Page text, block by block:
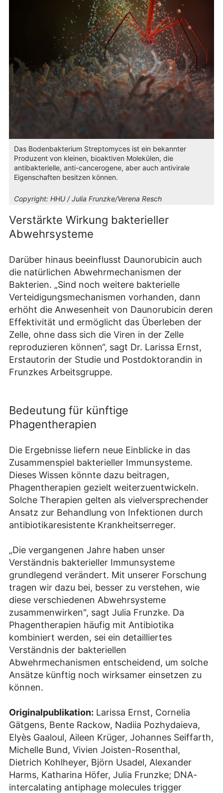
Das Bodenbakterium Streptomyces ist ein bekannter
Produzent von kleinen, bioaktiven Molekülen, die
antibakterielle, anti-cancerogene, aber auch antivirale
Eigenschaften besitzen können.
Copyright: HHU / Julia Frunzke/Verena Resch
Verstärkte Wirkung bakterieller
Abwehrsysteme
Darüber hinaus beeinflusst Daunorubicin auch
die natürlichen Abwehrmechanismen der
Bakterien. „Sind noch weitere bakterielle
Verteidigungsmechanismen vorhanden, dann
erhöht die Anwesenheit von Daunorubicin deren
Effektivität und ermöglicht das Überleben der
Zelle, ohne dass sich die Viren in der Zelle
reproduzieren können“, sagt Dr. Larissa Ernst,
Erstautorin der Studie und Postdoktorandin in
Frunzkes Arbeitsgruppe.
Bedeutung für künftige
Phagentherapien
Die Ergebnisse liefern neue Einblicke in das
Zusammenspiel bakterieller Immunsysteme.
Dieses Wissen könnte dazu beitragen,
Phagentherapien gezielt weiterzuentwickeln.
Solche Therapien gelten als vielversprechender
Ansatz zur Behandlung von Infektionen durch
antibiotikaresistente Krankheitserreger.
„Die vergangenen Jahre haben unser
Verständnis bakterieller Immunsysteme
grundlegend verändert. Mit unserer Forschung
tragen wir dazu bei, besser zu verstehen, wie
diese verschiedenen Abwehrsysteme
zusammenwirken", sagt Julia Frunzke. Da
Phagentherapien häufig mit Antibiotika
kombiniert werden, sei ein detailliertes
Verständnis der bakteriellen
Abwehrmechanismen entscheidend, um solche
Ansätze künftig noch wirksamer einsetzen zu
können.
Originalpublikation: Larissa Ernst, Cornelia
Gätgens, Bente Rackow, Nadiia Pozhydaieva,
Elyès Gaaloul, Aileen Krüger, Johannes Seiffarth,
Michelle Bund, Vivien Joisten-Rosenthal,
Dietrich Kohlheyer, Björn Usadel, Alexander
Harms, Katharina Höfer, Julia Frunzke; DNA-
intercalating antiphage molecules trigger